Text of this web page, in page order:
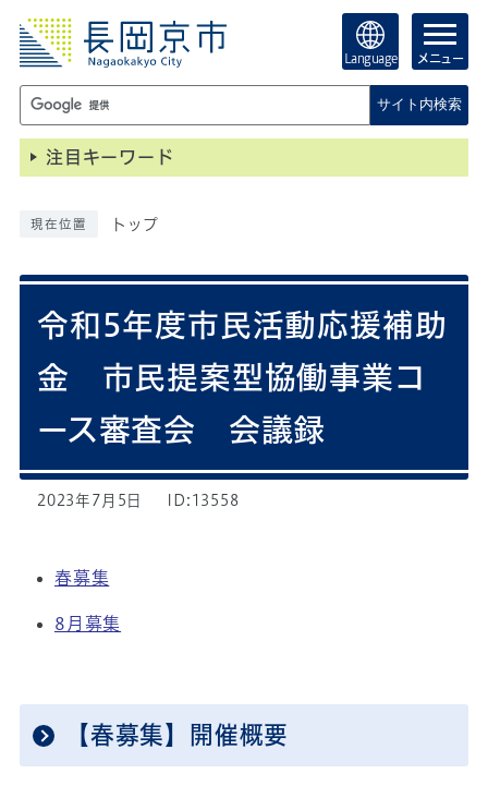
Language メニュー
サイト内検索
注目キーワード
現在位置 トップ
令和5年度市民活動応援補助
金 市民提案型協働事業コ
ース審査会 会議録
2023年7月5日 ID:13558
春募集
8月募集
【春募集】開催概要